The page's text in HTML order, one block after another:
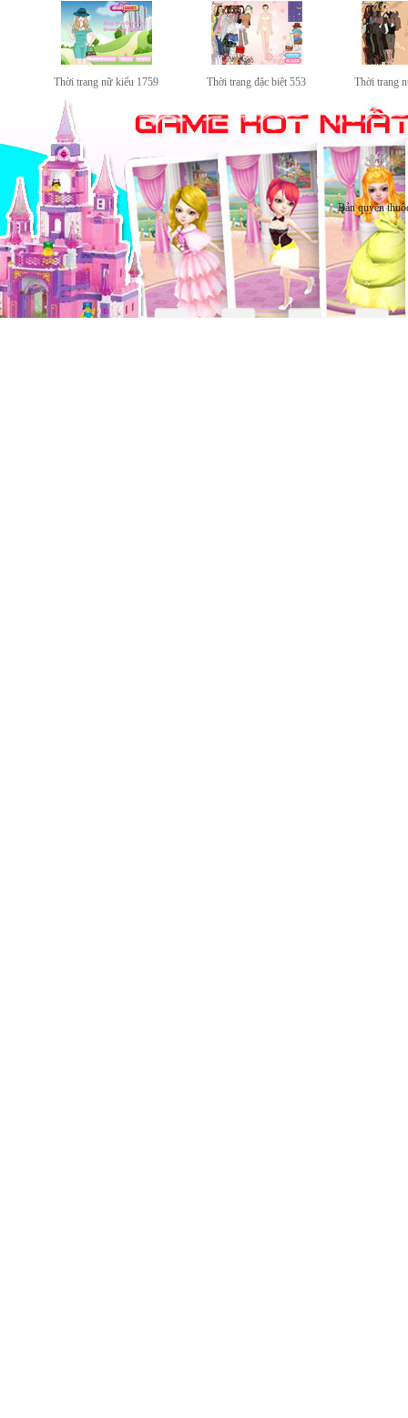
Thời trang nữ kiểu 1759 Thời trang đặc biệt 553 Thời trang
Bản quyền